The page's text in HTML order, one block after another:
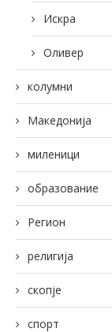
Искра
Оливер
колумни
Македонија
миленици
образование
Регион
религија
скопје
спорт